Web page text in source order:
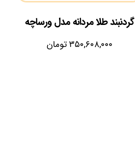
گردنبند طلا مردانه مدل ورساچه
۳۵۰,۶۰۸,۰۰۰تومان